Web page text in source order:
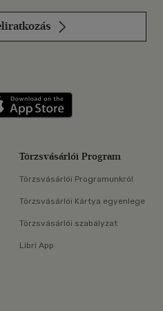
LinkedInen
Szerezd meg: Google
Törzsvásárlói Program
Törzsvásárlói Programunkról
Törzsvásárlói Kártya egyenlege
Törzsvásárlói szabályzat
Libri App